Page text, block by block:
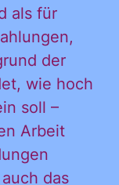
als für
der
wie hoch
soll –
Arbeit
das